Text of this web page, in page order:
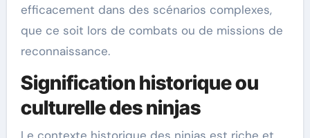
efficacement dans des scénarios complexes,
que ce soit lors de combats ou de missions de
reconnaissance.
Signification historique ou
culturelle des ninjas